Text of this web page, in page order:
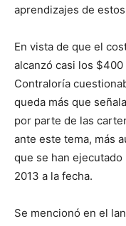
aprendizajes de estos
En vista de que el
alcanzó casi los
Contraloría
queda más que
por parte de las
ante este tema, más
que se han
2013 a la fecha.
Se mencionó en el